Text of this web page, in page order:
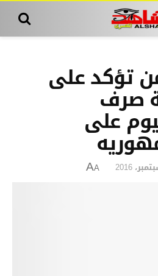
تؤكد على
صرف
على
A
A